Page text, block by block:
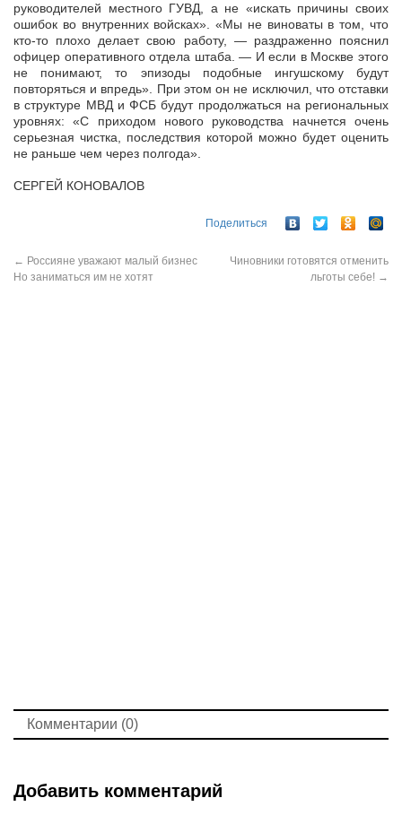
руководителей местного ГУВД, а не «искать причины своих
ошибок во внутренних войсках». «Мы не виноваты в том, что
кто-то плохо делает свою работу, — раздраженно пояснил
офицер оперативного отдела штаба. — И если в Москве этого
не понимают, то эпизоды подобные ингушскому будут
повторяться и впредь». При этом он не исключил, что отставки
в структуре МВД и ФСБ будут продолжаться на региональных
уровнях: «С приходом нового руководства начнется очень
серьезная чистка, последствия которой можно будет оценить
не раньше чем через полгода».
СЕРГЕЙ КОНОВАЛОВ
Поделиться
← Россияне уважают малый бизнес
Но заниматься им не хотят
Чиновники готовятся отменить
льготы себе! →
Комментарии (0)
Добавить комментарий